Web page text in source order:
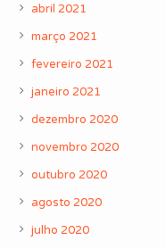
abril 2021
março 2021
fevereiro 2021
janeiro 2021
dezembro 2020
novembro 2020
outubro 2020
agosto 2020
julho 2020